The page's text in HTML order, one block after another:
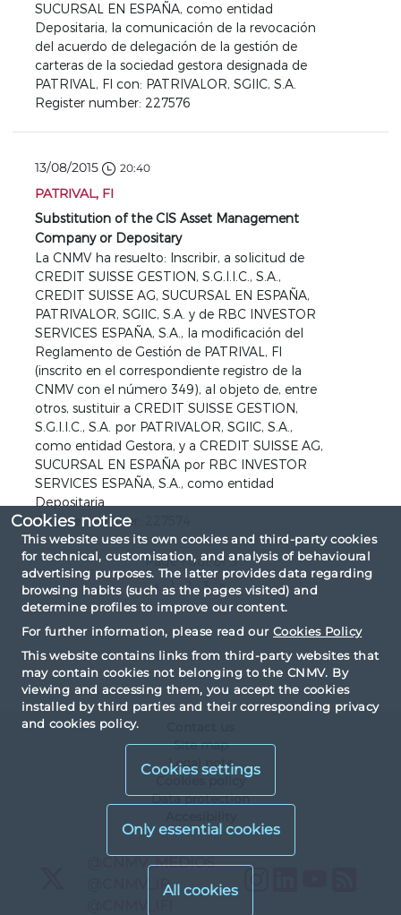
Cookies notice
This website uses its own cookies and third-party cookies
for technical, customisation, and analysis of behavioural
advertising purposes. The latter provides data regarding
browsing habits (such as the pages visited) and
determine profiles to improve our content.
For further information, please read our Cookies Policy
This website contains links from third-party websites that
may contain cookies not belonging to the CNMV. By
viewing and accessing them, you accept the cookies
installed by third parties and their corresponding privacy
and cookies policy.
Cookies settings
SUCURSAL EN ESPAÑA, como entidad
Depositaria, la comunicación de la revocación
del acuerdo de delegación de la gestión de
carteras de la sociedad gestora designada de
PATRIVAL, FI con: PATRIVALOR, SGIIC, S.A.
Register number: 227576
13/08/2015 20:40
PATRIVAL, FI
Substitution of the CIS Asset Management
Company or Depositary
La CNMV ha resuelto: Inscribir, a solicitud de
CREDIT SUISSE GESTION, S.G.I.I.C., S.A.,
CREDIT SUISSE AG, SUCURSAL EN ESPAÑA,
PATRIVALOR, SGIIC, S.A. y de RBC INVESTOR
SERVICES ESPAÑA, S.A., la modificación del
Reglamento de Gestión de PATRIVAL, FI
(inscrito en el correspondiente registro de la
CNMV con el número 349), al objeto de, entre
otros, sustituir a CREDIT SUISSE GESTION,
S.G.I.I.C., S.A. por PATRIVALOR, SGIIC, S.A.,
como entidad Gestora, y a CREDIT SUISSE AG,
SUCURSAL EN ESPAÑA por RBC INVESTOR
SERVICES ESPAÑA, S.A., como entidad
Depositaria.
Register number: 227574
Page 1 out of 3
« 1 2 3 »
Site map
Legal note
Cookies policy
Data protection
@CNMV_MEDIOS
@CNMV_IP